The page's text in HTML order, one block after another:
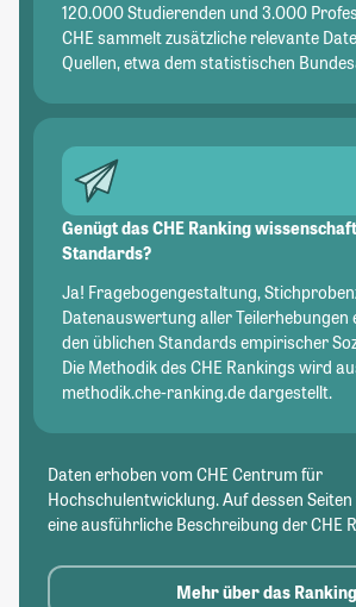
120.000 Studierenden und 3.000
CHE sammelt zusätzliche relevante
Quellen, etwa dem statistischen
Genügt das CHE Ranking
Standards?
Ja! Fragebogengestaltung,
Datenauswertung aller Teilerhebungen
den üblichen Standards empirischer
Die Methodik des CHE Rankings wird
methodik.che-ranking.de dargestellt.
Daten erhoben vom CHE Centrum für
Hochschulentwicklung. Auf dessen
eine ausführliche Beschreibung der CHE
Mehr über das Ranking